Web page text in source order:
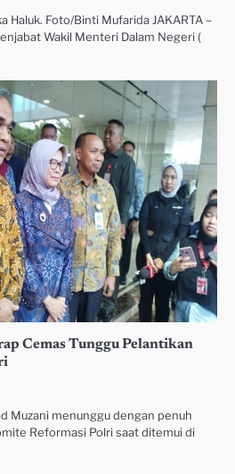
Haluk. Foto/Binti Mufarida JAKARTA –
Wakil Menteri Dalam Negeri (
Cemas Tunggu Pelantikan
Muzani menunggu dengan penuh
Reformasi Polri saat ditemui di